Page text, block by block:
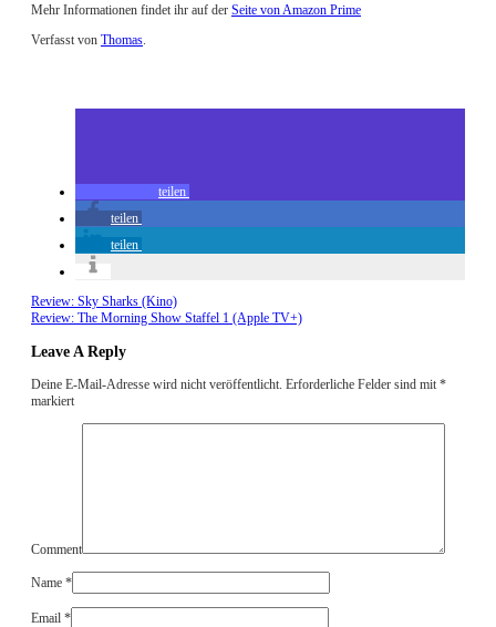
Mehr Informationen findet ihr auf der Seite von Amazon Prime
Verfasst von Thomas
teilen
teilen
teilen
Review: Sky Sharks (Kino)
Review: The Morning Show Staffel 1 (Apple TV+)
Leave A Reply
Deine E-Mail-Adresse wird nicht veröffentlicht. Erforderliche Felder sind mit *
markiert
Comment
Name *
Email *